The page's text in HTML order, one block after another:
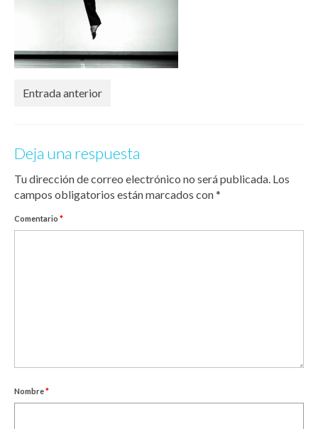
Entrada anterior
Deja una respuesta
Tu dirección de correo electrónico no será publicada. Los
campos obligatorios están marcados con*
Comentario *
Nombre*